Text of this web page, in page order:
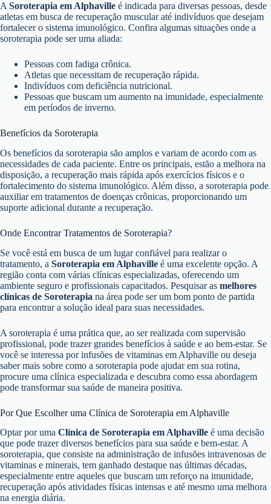
A Soroterapia em Alphaville é indicada para diversas pessoas, desde
atletas em busca de recuperação muscular até indivíduos que desejam
fortalecer o sistema imunológico. Confira algumas situações onde a
soroterapia pode ser uma aliada:
Pessoas com fadiga crônica.
Atletas que necessitam de recuperação rápida.
Indivíduos com deficiência nutricional.
Pessoas que buscam um aumento na imunidade, especialmente
em períodos de inverno.
Benefícios da Soroterapia
Os benefícios da soroterapia são amplos e variam de acordo com as
necessidades de cada paciente. Entre os principais, estão a melhora na
disposição, a recuperação mais rápida após exercícios físicos e o
fortalecimento do sistema imunológico. Além disso, a soroterapia pode
auxiliar em tratamentos de doenças crônicas, proporcionando um
suporte adicional durante a recuperação.
Onde Encontrar Tratamentos de Soroterapia?
Se você está em busca de um lugar confiável para realizar o
tratamento, a Soroterapia em Alphaville é uma excelente opção. A
região conta com várias clínicas especializadas, oferecendo um
ambiente seguro e profissionais capacitados. Pesquisar as melhores
clínicas de Soroterapia na área pode ser um bom ponto de partida
para encontrar a solução ideal para suas necessidades.
A soroterapia é uma prática que, ao ser realizada com supervisão
profissional, pode trazer grandes benefícios à saúde e ao bem-estar. Se
você se interessa por infusões de vitaminas em Alphaville ou deseja
saber mais sobre como a soroterapia pode ajudar em sua rotina,
procure uma clínica especializada e descubra como essa abordagem
pode transformar sua saúde de maneira positiva.
Por Que Escolher uma Clínica de Soroterapia em Alphaville
Optar por uma Clínica de Soroterapia em Alphaville é uma decisão
que pode trazer diversos benefícios para sua saúde e bem-estar. A
soroterapia, que consiste na administração de infusões intravenosas de
vitaminas e minerais, tem ganhado destaque nas últimas décadas,
especialmente entre aqueles que buscam um reforço na imunidade,
recuperação após atividades físicas intensas e até mesmo uma melhora
na energia diária.